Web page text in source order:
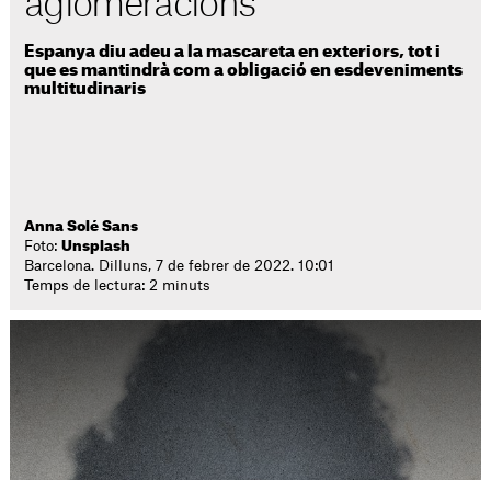
Espanya diu adeu a la mascareta en exteriors, tot i
que es mantindrà com a obligació en esdeveniments
multitudinaris
Anna Solé Sans
Foto:Unsplash
Barcelona. Dilluns, 7 de febrer de 2022. 10:01
Temps de lectura: 2 minuts